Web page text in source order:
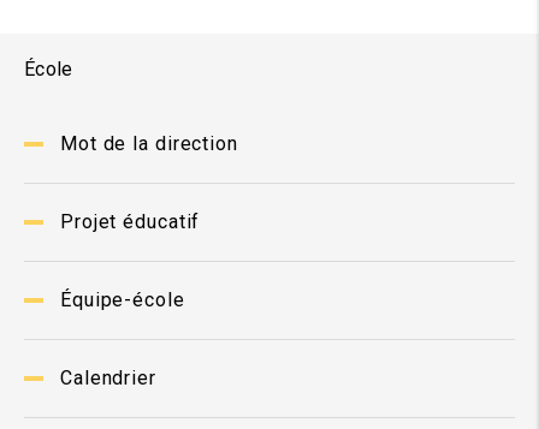
École
Mot de la direction
Projet éducatif
Équipe-école
Calendrier